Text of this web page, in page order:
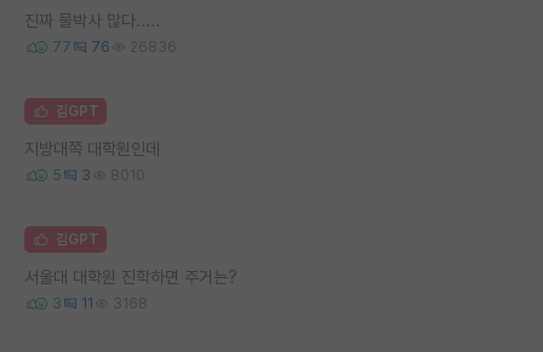
진짜 물박사 많다.....
77 76 26836
김GPT
지방대쪽 대학원인데
5 3 8010
김GPT
서울대 대학원 진학하면 주거는?
3 11 3168